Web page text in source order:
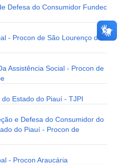
Defesa do Consumidor Fundec
- Procon de São Lourenço da
Assistência Social - Procon de
Estado do Piauí - TJPI
e Defesa do Consumidor do
do Piauí - Procon de
- Procon Araucária